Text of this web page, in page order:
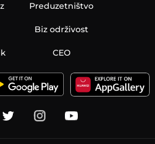
Preduzetništvo
Biz održivost
CEO